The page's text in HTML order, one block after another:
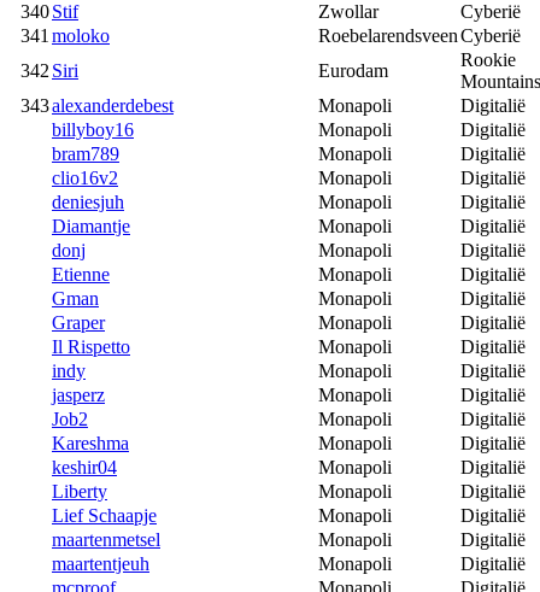
340Stif Zwollar
Cyberië
341moloko RoebelarendsveenCyberië
342Siri Eurodam
Rookie
Mountains
343alexanderdebest Monapoli
Digitalië
billyboy16
Monapoli
Digitalië
bram789
Monapoli
Digitalië
clio16v2
Monapoli
Digitalië
deniesjuh
Monapoli
Digitalië
Diamantje
Monapoli
Digitalië
donj
Monapoli
Digitalië
Etienne
Monapoli
Digitalië
Gman
Monapoli
Digitalië
Graper
Monapoli
Digitalië
Il Rispetto
Monapoli
Digitalië
indy
Monapoli
Digitalië
jasperz
Monapoli
Digitalië
Job2
Monapoli
Digitalië
Kareshma
Monapoli
Digitalië
keshir04
Monapoli
Digitalië
Liberty
Monapoli
Digitalië
Lief Schaapje
Monapoli
Digitalië
maartenmetsel
Monapoli
Digitalië
maartentjeuh
Monapoli
Digitalië